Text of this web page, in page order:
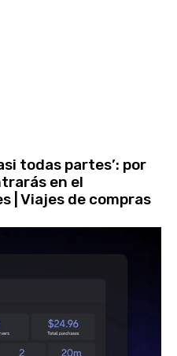
todas partes’: por
en el
| Viajes de compras